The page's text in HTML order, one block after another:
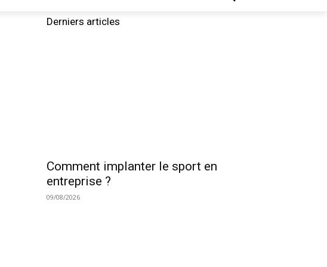
Derniers articles
Comment implanter le sport en
entreprise ?
09/08/2026